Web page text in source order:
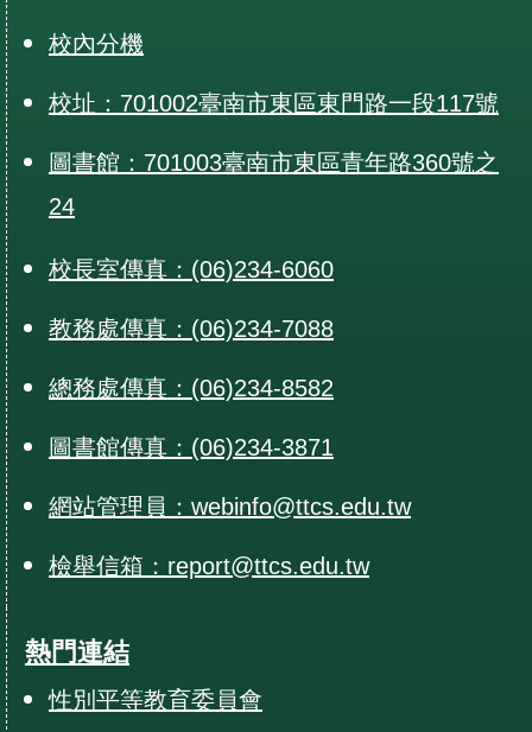
校內分機
校址：701002臺南市東區東門路一段117號
圖書館：701003臺南市東區青年路360號之
24
校長室傳真：(06)234-6060
教務處傳真：(06)234-7088
總務處傳真：(06)234-8582
圖書館傳真：(06)234-3871
網站管理員：webinfo@ttcs.edu.tw
檢舉信箱：report@ttcs.edu.tw
熱門連結
性別平等教育委員會